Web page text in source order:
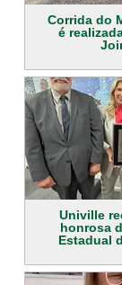
Corrida do
é
Univille
honrosa
Estadual